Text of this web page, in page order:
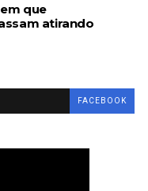
que
atirando
FACEBOOK